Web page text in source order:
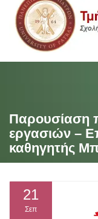
Παρουσίαση
εργασιών –
καθηγητής
21
Σεπ